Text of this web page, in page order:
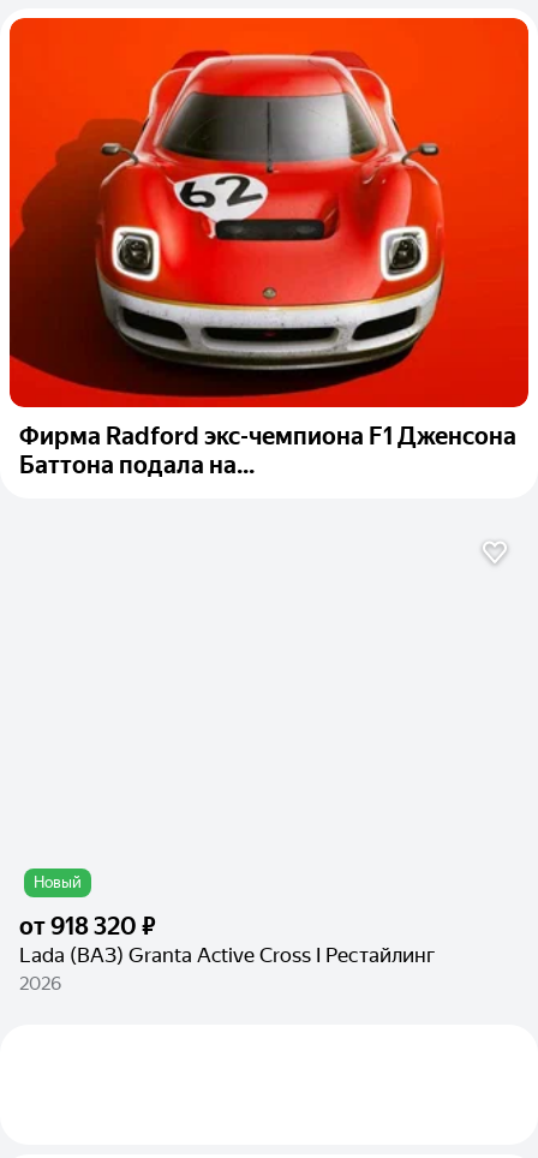
Фирма Radford экс-чемпиона F1 Дженсона
Баттона подала на...
Новый
от918 320 ₽
Lada (ВАЗ) Granta Active Cross I Рестайлинг
2026